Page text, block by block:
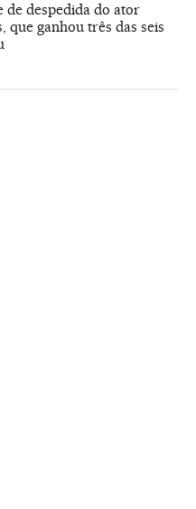
de despedida do ator
que ganhou três das seis